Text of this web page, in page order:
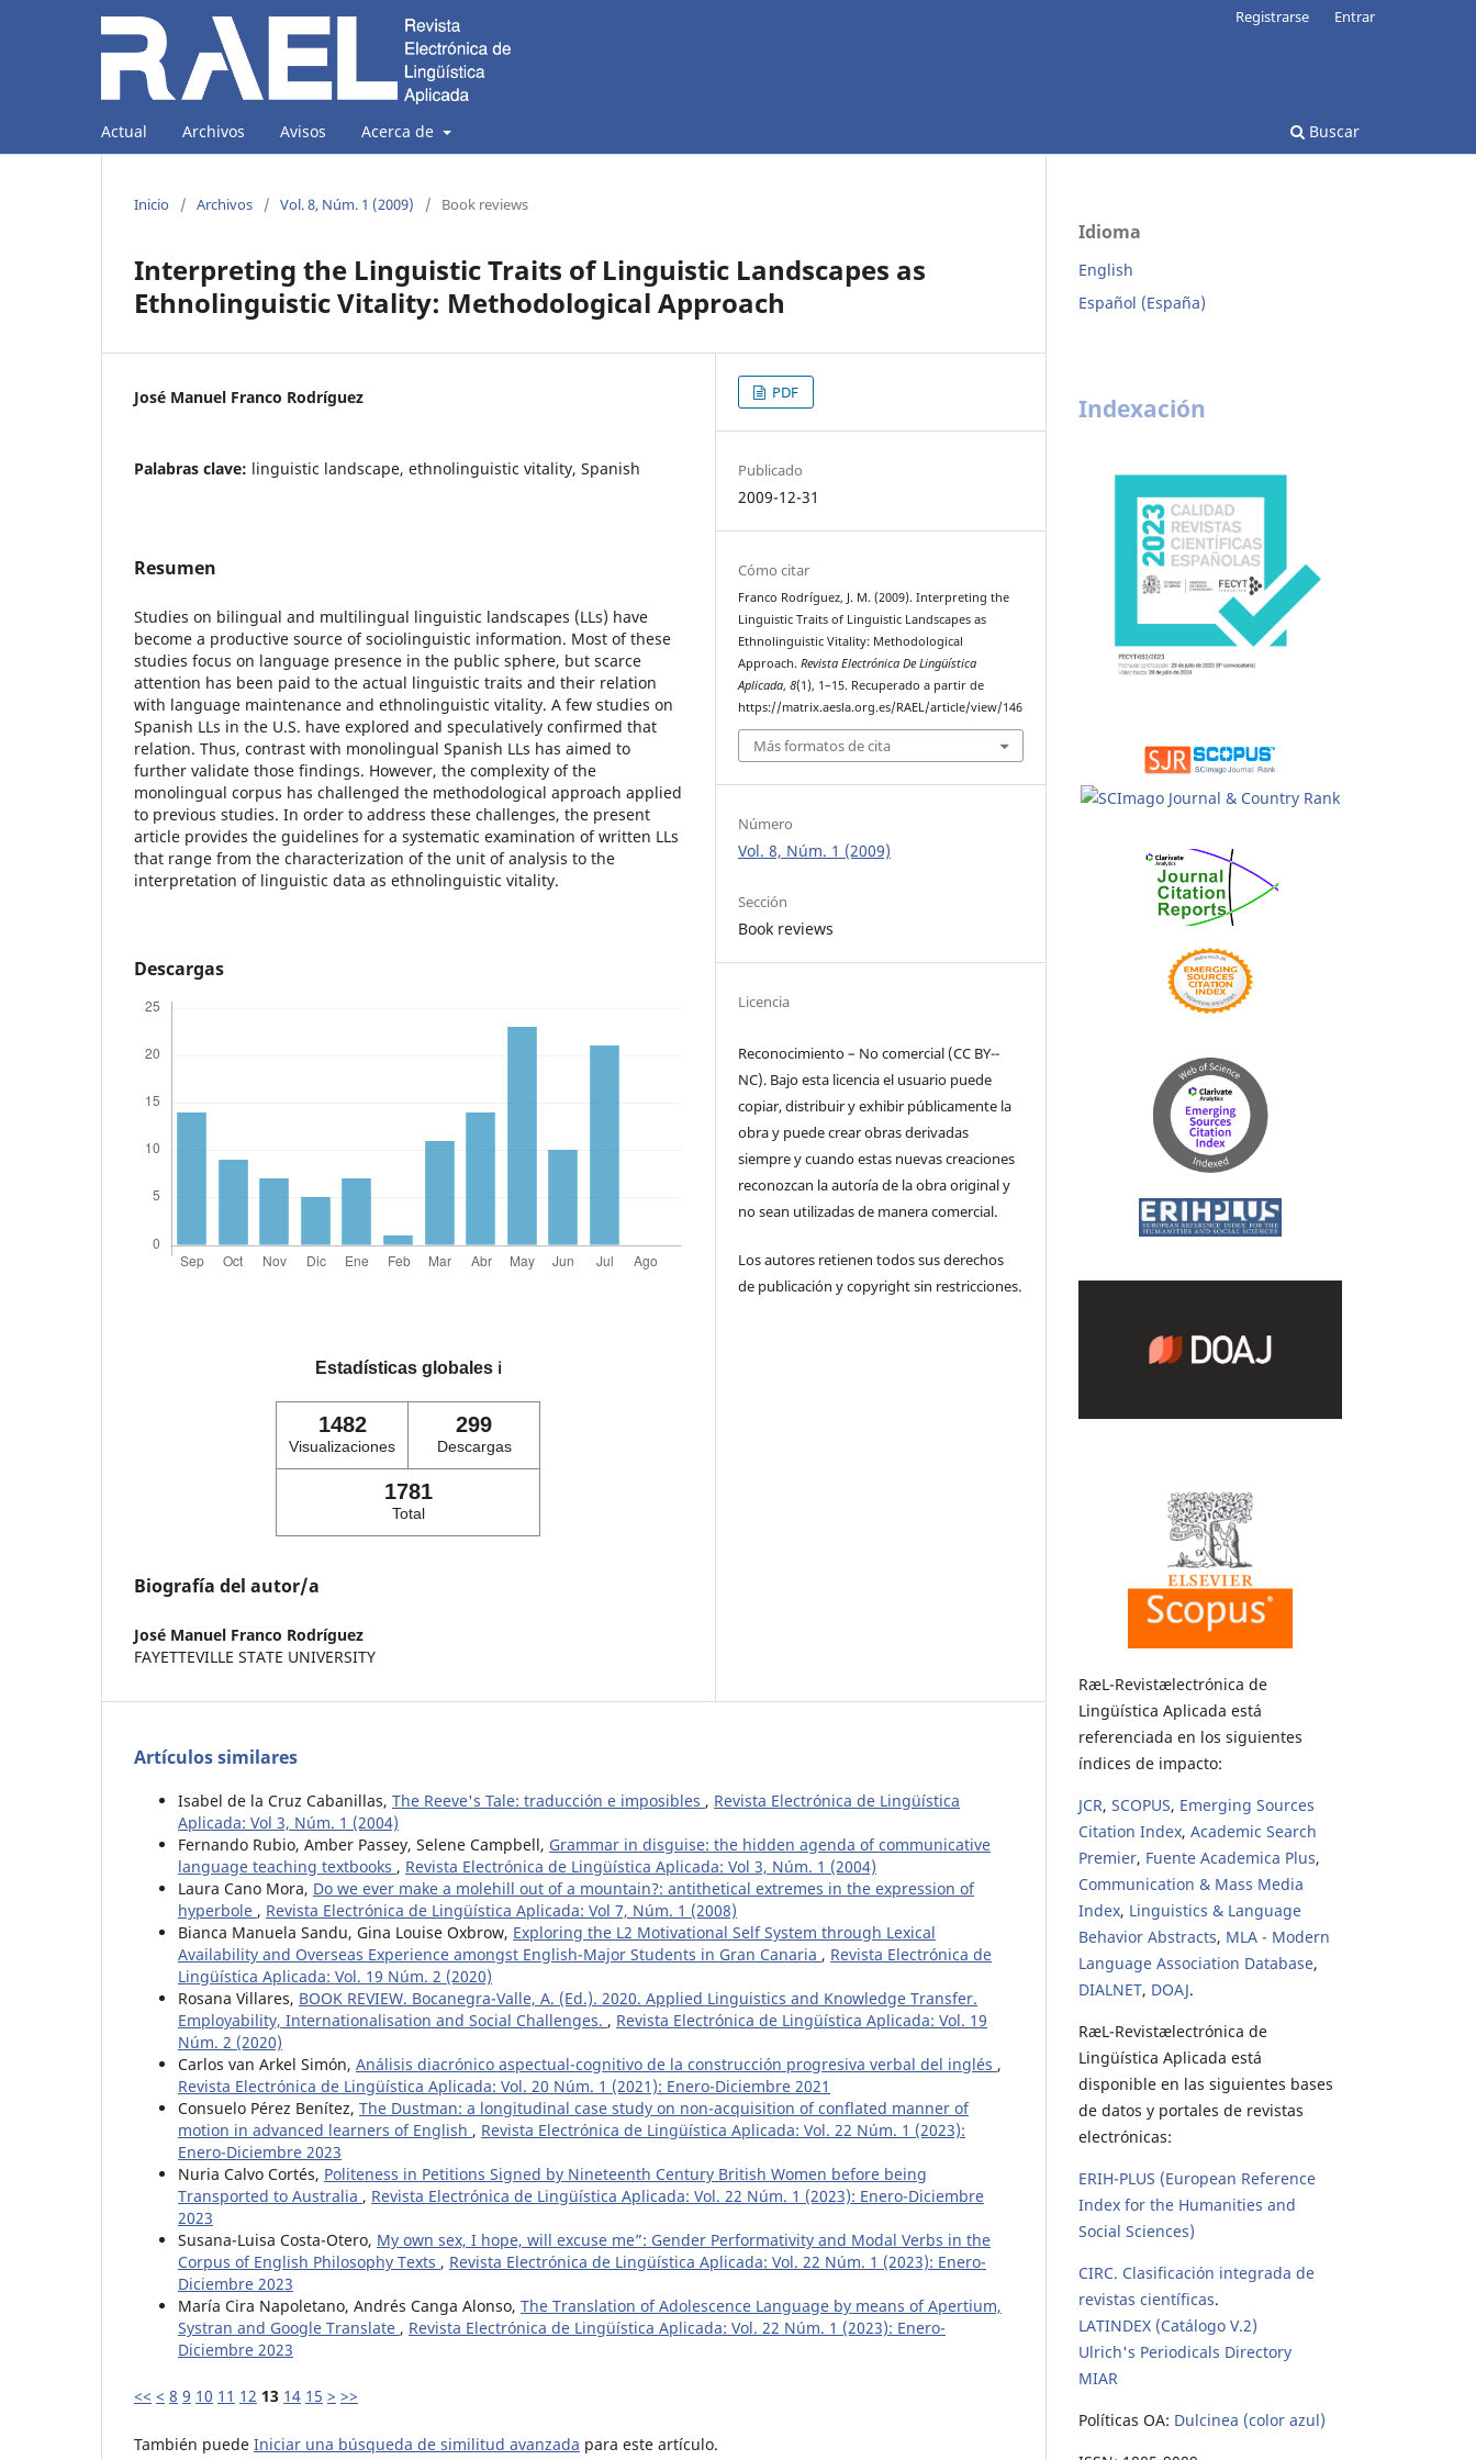
Actual Archivos Avisos Acerca de Buscar
Registrarse Entrar
Inicio / Archivos / Vol. 8, Núm. 1 (2009) / Book reviews
Interpreting the Linguistic Traits of Linguistic Landscapes as
Ethnolinguistic Vitality: Methodological Approach
José Manuel Franco Rodríguez
Palabras clave: linguistic landscape, ethnolinguistic vitality, Spanish
Resumen
Studies on bilingual and multilingual linguistic landscapes (LLs) have
become a productive source of sociolinguistic information. Most of these
studies focus on language presence in the public sphere, but scarce
attention has been paid to the actual linguistic traits and their relation
with language maintenance and ethnolinguistic vitality. A few studies on
Spanish LLs in the U.S. have explored and speculatively confirmed that
relation. Thus, contrast with monolingual Spanish LLs has aimed to
further validate those findings. However, the complexity of the
monolingual corpus has challenged the methodological approach applied
to previous studies. In order to address these challenges, the present
article provides the guidelines for a systematic examination of written LLs
that range from the characterization of the unit of analysis to the
interpretation of linguistic data as ethnolinguistic vitality.
Descargas
Estadísticas globales ℹ️
1482
Visualizaciones
299
Descargas
1781
Total
Biografía del autor/a
José Manuel Franco Rodríguez
FAYETTEVILLE STATE UNIVERSITY
PDF
Publicado
2009-12-31
Cómo citar
Franco Rodríguez, J. M. (2009). Interpreting the
Linguistic Traits of Linguistic Landscapes as
Ethnolinguistic Vitality: Methodological
Approach.Revista Electrónica De Lingüística
Aplicada,8(1), 1–15. Recuperado a partir de
https://matrix.aesla.org.es/RAEL/article/view/146
Más formatos de cita
Número
Vol. 8, Núm. 1 (2009)
Sección
Book reviews
Licencia
Reconocimiento – No comercial (CC BY-­
NC). Bajo esta licencia el usuario puede
copiar, distribuir y exhibir públicamente la
obra y puede crear obras derivadas
siempre y cuando estas nuevas creaciones
reconozcan la autoría de la obra original y
no sean utilizadas de manera comercial.
Los autores retienen todos sus derechos
de publicación y copyright sin restricciones.
Artículos similares
Isabel de la Cruz Cabanillas, The Reeve's Tale: traducción e imposibles , Revista Electrónica de Lingüística
Aplicada: Vol 3, Núm. 1 (2004)
Fernando Rubio, Amber Passey, Selene Campbell, Grammar in disguise: the hidden agenda of communicative
language teaching textbooks , Revista Electrónica de Lingüística Aplicada: Vol 3, Núm. 1 (2004)
Laura Cano Mora, Do we ever make a molehill out of a mountain?: antithetical extremes in the expression of
hyperbole , Revista Electrónica de Lingüística Aplicada: Vol 7, Núm. 1 (2008)
Bianca Manuela Sandu, Gina Louise Oxbrow, Exploring the L2 Motivational Self System through Lexical
Availability and Overseas Experience amongst English-Major Students in Gran Canaria , Revista Electrónica de
Lingüística Aplicada: Vol. 19 Núm. 2 (2020)
Rosana Villares, BOOK REVIEW. Bocanegra-Valle, A. (Ed.). 2020. Applied Linguistics and Knowledge Transfer.
Employability, Internationalisation and Social Challenges. , Revista Electrónica de Lingüística Aplicada: Vol. 19
Núm. 2 (2020)
Carlos van Arkel Simón, Análisis diacrónico aspectual-cognitivo de la construcción progresiva verbal del inglés ,
Revista Electrónica de Lingüística Aplicada: Vol. 20 Núm. 1 (2021): Enero-Diciembre 2021
Consuelo Pérez Benítez, The Dustman: a longitudinal case study on non-acquisition of conflated manner of
motion in advanced learners of English , Revista Electrónica de Lingüística Aplicada: Vol. 22 Núm. 1 (2023):
Enero-Diciembre 2023
Nuria Calvo Cortés, Politeness in Petitions Signed by Nineteenth Century British Women before being
Transported to Australia , Revista Electrónica de Lingüística Aplicada: Vol. 22 Núm. 1 (2023): Enero-Diciembre
2023
Susana-Luisa Costa-Otero, My own sex, I hope, will excuse me”: Gender Performativity and Modal Verbs in the
Corpus of English Philosophy Texts , Revista Electrónica de Lingüística Aplicada: Vol. 22 Núm. 1 (2023): Enero-
Diciembre 2023
María Cira Napoletano, Andrés Canga Alonso, The Translation of Adolescence Language by means of Apertium,
Systran and Google Translate , Revista Electrónica de Lingüística Aplicada: Vol. 22 Núm. 1 (2023): Enero-
Diciembre 2023
<< < 8 9 10 11 12 13 14 15 > >>
También puede Iniciar una búsqueda de similitud avanzada para este artículo.
Idioma
English
Español (España)
Indexación
RæL-Revistælectrónica de
Lingüística Aplicada está
referenciada en los siguientes
índices de impacto:
JCR, SCOPUS, Emerging Sources
Citation Index, Academic Search
Premier, Fuente Academica Plus,
Communication & Mass Media
Index, Linguistics & Language
Behavior Abstracts, MLA - Modern
Language Association Database,
DIALNET, DOAJ.
RæL-Revistælectrónica de
Lingüística Aplicada está
disponible en las siguientes bases
de datos y portales de revistas
electrónicas:
ERIH-PLUS (European Reference
Index for the Humanities and
Social Sciences)
CIRC. Clasificación integrada de
revistas científicas.
LATINDEX (Catálogo V.2)
Ulrich's Periodicals Directory
MIAR
Políticas OA: Dulcinea (color azul)